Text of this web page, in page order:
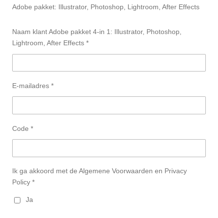
Adobe pakket: Illustrator, Photoshop, Lightroom, After Effects
Naam klant Adobe pakket 4-in 1: Illustrator, Photoshop,
Lightroom, After Effects *
E-mailadres *
Code *
Ik ga akkoord met de Algemene Voorwaarden en Privacy
Policy *
Ja